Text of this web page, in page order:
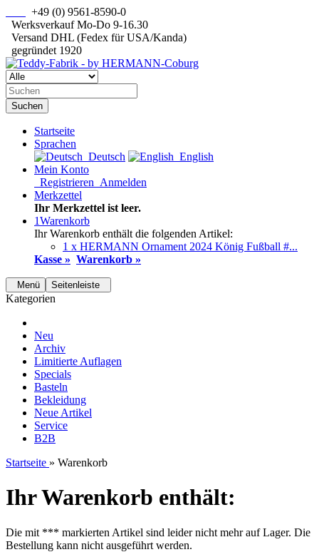
+49 (0) 9561-8590-0
Werksverkauf Mo-Do 9-16.30
Versand DHL (Fedex für USA/Kanda)
gegründet 1920
Suchen
Startseite
Sprachen
Deutsch
English
Mein Konto
Registrieren Anmelden
Merkzettel
Ihr Merkzettel ist leer.
1Warenkorb
Ihr Warenkorb enthält die folgenden Artikel:
1 x HERMANN Ornament 2024 König Fußball #...
Kasse » Warenkorb »
Menü Seitenleiste
Kategorien
Neu
Archiv
Limitierte Auflagen
Specials
Basteln
Bekleidung
Neue Artikel
Service
B2B
Startseite » Warenkorb
Ihr Warenkorb enthält:
Die mit *** markierten Artikel sind leider nicht mehr auf Lager. Die
Bestellung kann nicht ausgeführt werden.